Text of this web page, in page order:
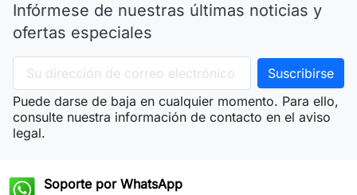
Infórmese de nuestras últimas noticias y
ofertas especiales
Puede darse de baja en cualquier momento. Para ello,
consulte nuestra información de contacto en el aviso
legal.
Soporte por WhatsApp